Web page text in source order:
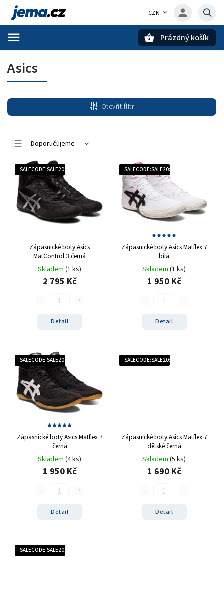
CZK
Prázdný košík
Asics
Otevřít filtr
Doporučujeme
Nejlevnější
Nejdražší
Nejprodávanější
Abecedně
SALECODE:SALE20:20:%
Zápasnické boty Asics
MatControl 3 černá
Skladem (1 ks)
2 795 Kč
Detail
SALECODE:SALE20:20:%
Zápasnické boty Asics Matflex 7
bílá
Skladem (1 ks)
1 950 Kč
Detail
SALECODE:SALE20:20:%
Zápasnické boty Asics Matflex 7
černá
Skladem (4 ks)
1 950 Kč
Detail
SALECODE:SALE20:20:%
Zápasnické boty Asics Matflex 7
dětské černá
Skladem (5 ks)
1 690 Kč
Detail
SALECODE:SALE20:20:%